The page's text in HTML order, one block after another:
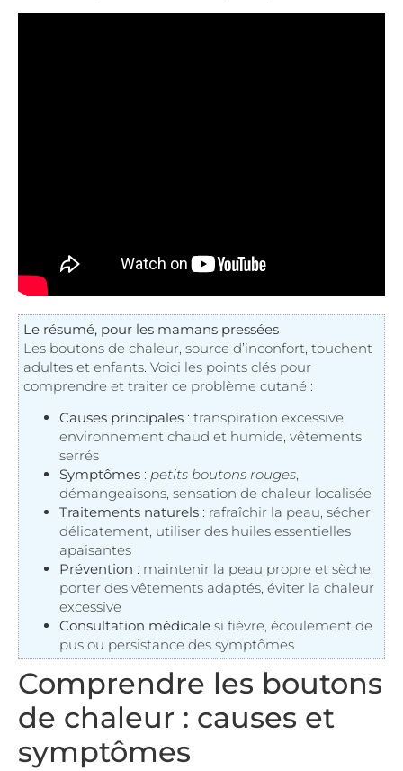
Le résumé, pour les mamans pressées
Les boutons de chaleur, source d’inconfort, touchent
adultes et enfants. Voici les points clés pour
comprendre et traiter ce problème cutané :
Causes principales : transpiration excessive,
environnement chaud et humide, vêtements
serrés
Symptômes : petits boutons rouges,
démangeaisons, sensation de chaleur localisée
Traitements naturels : rafraîchir la peau, sécher
délicatement, utiliser des huiles essentielles
apaisantes
Prévention : maintenir la peau propre et sèche,
porter des vêtements adaptés, éviter la chaleur
excessive
Consultation médicale si fièvre, écoulement de
pus ou persistance des symptômes
Comprendre les boutons
de chaleur : causes et
symptômes